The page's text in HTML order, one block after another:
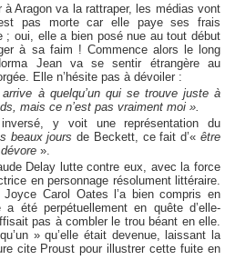
Aragon va la rattraper, les médias vont
pas morte car elle paye ses frais
; oui, elle a bien posé nue au tout début
à sa faim ! Commence alors le long
Jean va se sentir étrangère au
Elle n’hésite pas à dévoiler :
à quelqu’un qui se trouve juste à
mais ce n’est pas vraiment moi ».
y voit une représentation du
beaux jours de Beckett, ce fait d’«être
».
Delay lutte contre eux, avec la force
en personnage résolument littéraire.
Carol Oates l’a bien compris en
a été perpétuellement en quête d’elle-
pas à combler le trou béant en elle.
» qu’elle était devenue, laissant la
cite Proust pour illustrer cette fuite en